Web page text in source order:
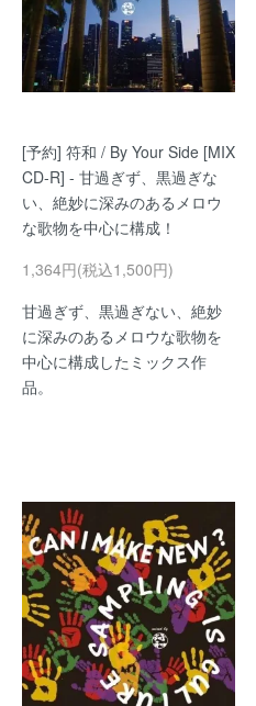
[予約] 符和 / By Your Side [MIX
CD-R] - 甘過ぎず、黒過ぎな
い、絶妙に深みのあるメロウ
な歌物を中心に構成！
1,364円(税込1,500円)
甘過ぎず、黒過ぎない、絶妙
に深みのあるメロウな歌物を
中心に構成したミックス作
品。